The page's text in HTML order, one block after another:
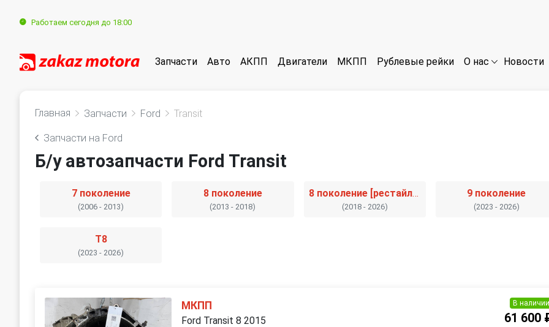
Работаем сегодня до 18:00
Запчасти Авто АКПП Двигатели МКПП Рублевые рейки О нас Новости
Главная Запчасти Ford Transit
Запчасти на Ford
Б/у автозапчасти Ford Transit
7 поколение
(2006 - 2013)
8 поколение
(2013 - 2018)
8 поколение [рестайлинг]
(2018 - 2026)
9 поколение
(2023 - 2026)
T8
(2023 - 2026)
МКПП
Ford Transit 8 2015
В
61 600